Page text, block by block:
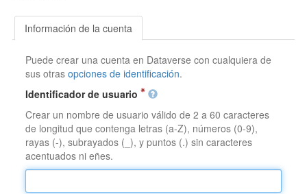
Información de la cuenta
Puede crear una cuenta en Dataverse con cualquiera de
sus otrasopciones de identificación.
Identificador de usuario
Crear un nombre de usuario válido de 2 a 60 caracteres
de longitud que contenga letras (a-Z), números (0-9),
rayas (-), subrayados (_), y puntos (.) sin caracteres
acentuados ni eñes.